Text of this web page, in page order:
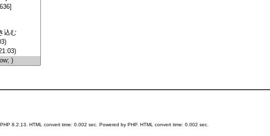
8.2.13. HTML convert time: 0.002 sec. Powered by PHP. HTML convert time: 0.002 sec.